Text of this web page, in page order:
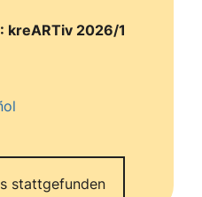
kreARTiv 2026/1
stattgefunden